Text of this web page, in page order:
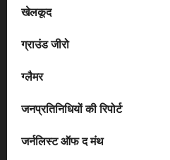
खेलकूद
ग्राउंड जीरो
ग्लैमर
जनप्रतिनिधियों की रिपोर्ट
जर्नलिस्ट ऑफ द मंथ